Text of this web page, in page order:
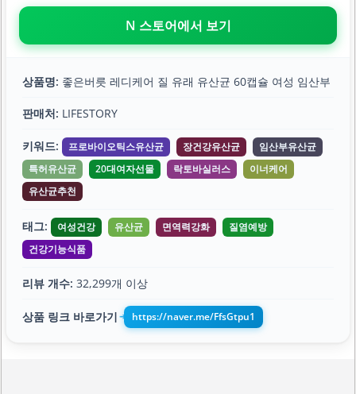
N 스토어에서 보기
상품명: 좋은버릇 레디케어 질 유래 유산균 60캡슐 여성 임산부
판매처: LIFESTORY
키워드: 프로바이오틱스유산균 장건강유산균
임산부유산균
특허유산균
20대여자선물 락토바실러스
이너케어
유산균추천
태그: 여성건강 유산균 면역력강화
질염예방
건강기능식품
리뷰 개수: 32,299개 이상
상품 링크 바로가기 ➔ https://naver.me/FfsGtpu1